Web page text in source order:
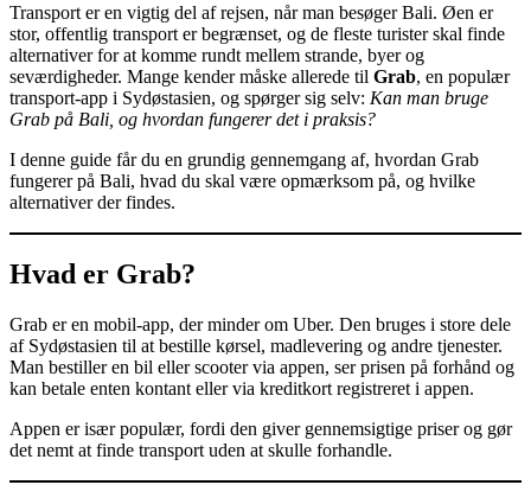
Transport er en vigtig del af rejsen, når man besøger Bali. Øen er
stor, offentlig transport er begrænset, og de fleste turister skal finde
alternativer for at komme rundt mellem strande, byer og
seværdigheder. Mange kender måske allerede til Grab, en populær
transport-app i Sydøstasien, og spørger sig selv: Kan man bruge
Grab på Bali, og hvordan fungerer det i praksis?
I denne guide får du en grundig gennemgang af, hvordan Grab
fungerer på Bali, hvad du skal være opmærksom på, og hvilke
alternativer der findes.
Hvad er Grab?
Grab er en mobil-app, der minder om Uber. Den bruges i store dele
af Sydøstasien til at bestille kørsel, madlevering og andre tjenester.
Man bestiller en bil eller scooter via appen, ser prisen på forhånd og
kan betale enten kontant eller via kreditkort registreret i appen.
Appen er især populær, fordi den giver gennemsigtige priser og gør
det nemt at finde transport uden at skulle forhandle.